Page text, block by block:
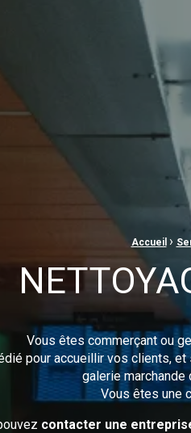
Accueil ›
Vous êtes commerçant ou
pour accueillir vos clients,
galerie marchande
Vous êtes une
contacter une